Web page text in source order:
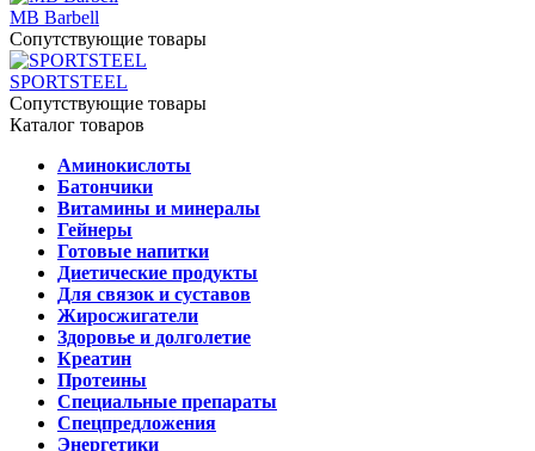
MB Barbell
Сопутствующие товары
SPORTSTEEL
Сопутствующие товары
Каталог товаров
Аминокислоты
Батончики
Витамины и минералы
Гейнеры
Готовые напитки
Диетические продукты
Для связок и суставов
Жиросжигатели
Здоровье и долголетие
Креатин
Протеины
Специальные препараты
Спецпредложения
Энергетики